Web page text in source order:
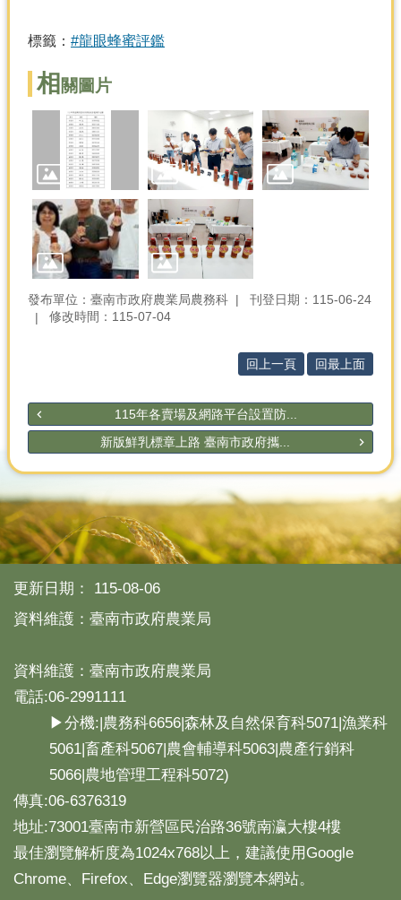
標籤： #龍眼蜂蜜評鑑
相 關圖片
發布單位：臺南市政府農業局農務科
刊登日期：115-06-24
修改時間：115-07-04
回上一頁 回最上面
115年各賣場及網路平台設置防...
新版鮮乳標章上路 臺南市政府攜...
更新日期：
115-08-06
資料維護：臺南市政府農業局
資料維護：臺南市政府農業局
電話:06-2991111
▶分機:|農務科6656|森林及自然保育科5071|漁業科
5061|畜產科5067|農會輔導科5063|農產行銷科
5066|農地管理工程科5072)
傳真:06-6376319
地址:73001臺南市新營區民治路36號南瀛大樓4樓
最佳瀏覽解析度為1024x768以上，建議使用Google
Chrome、Firefox、Edge瀏覽器瀏覽本網站。